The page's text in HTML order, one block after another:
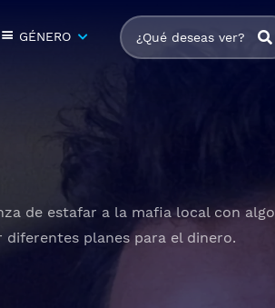
GÉNERO
de estafar a la mafia local con algo
planes para el dinero.